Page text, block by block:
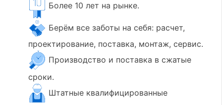
Более 10 лет на рынке.
Берём все заботы на себя: расчет,
проектирование, поставка, монтаж, сервис.
Производство и поставка в сжатые
сроки.
Штатные квалифицированные